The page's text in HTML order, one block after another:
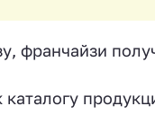
франчайзи